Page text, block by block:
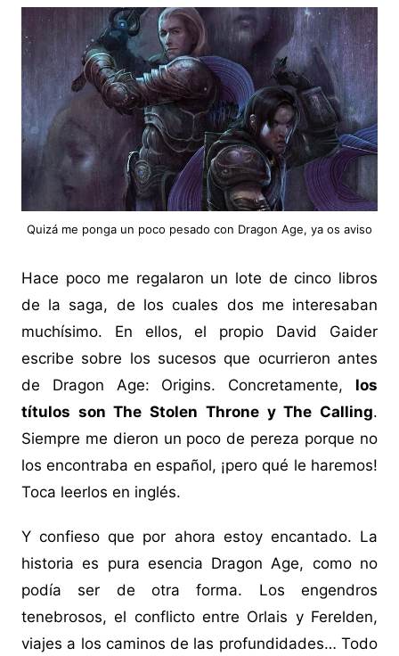
Quizá me ponga un poco pesado con Dragon Age, ya os aviso
Hace poco me regalaron un lote de cinco libros
de la saga, de los cuales dos me interesaban
muchísimo. En ellos, el propio David Gaider
escribe sobre los sucesos que ocurrieron antes
de Dragon Age: Origins. Concretamente, los
títulos son The Stolen Throne y The Calling.
Siempre me dieron un poco de pereza porque no
los encontraba en español, ¡pero qué le haremos!
Toca leerlos en inglés.
Y confieso que por ahora estoy encantado. La
historia es pura esencia Dragon Age, como no
podía ser de otra forma. Los engendros
tenebrosos, el conflicto entre Orlais y Ferelden,
viajes a los caminos de las profundidades… Todo